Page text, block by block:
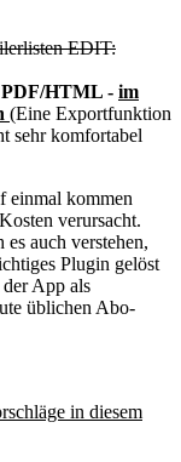
EDIT:
PDF/HTML - im
(Eine Exportfunktion
sehr komfortabel
einmal kommen
verursacht.
auch verstehen,
Plugin gelöst
App als
üblichen Abo-
in diesem